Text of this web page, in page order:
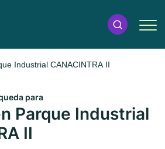
Industrial CANACINTRA II
para
Parque Industrial
II